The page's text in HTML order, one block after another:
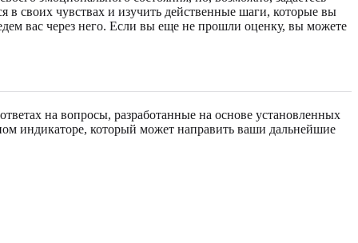
в своих чувствах и изучить действенные шаги, которые вы
вас через него. Если вы еще не прошли оценку, вы можете
на вопросы, разработанные на основе установленных
индикаторе, который может направить ваши дальнейшие